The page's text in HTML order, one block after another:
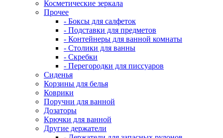
Косметические зеркала
Прочее
- Боксы для салфеток
- Подставки для предметов
- Контейнеры для ванной комнаты
- Столики для ванны
- Скребки
- Перегородки для писсуаров
Сиденья
Корзины для белья
Коврики
Поручни для ванной
Дозаторы
Крючки для ванной
Другие держатели